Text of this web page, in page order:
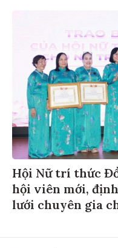
Hội Nữ trí thức
hội viên mới,
lưới chuyên gia